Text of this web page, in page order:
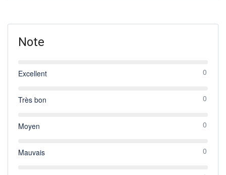
Note
Excellent 0
Très bon 0
Moyen 0
Mauvais 0